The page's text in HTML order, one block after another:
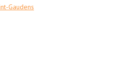
Gaudens